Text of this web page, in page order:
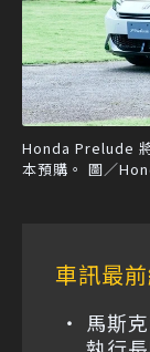
Honda Prelude
本預購。 圖／
車訊最
馬斯